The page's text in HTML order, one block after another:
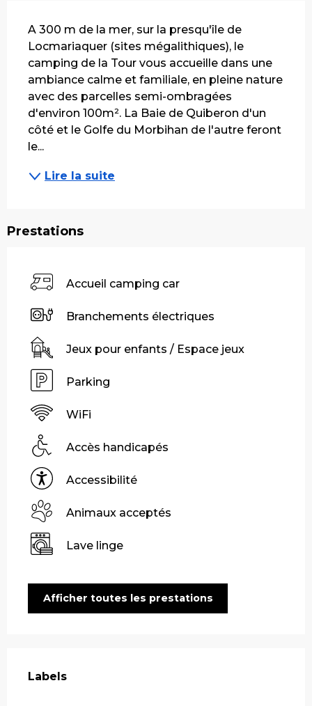
A 300 m de la mer, sur la presqu'île de
Locmariaquer (sites mégalithiques), le
camping de la Tour vous accueille dans une
ambiance calme et familiale, en pleine nature
avec des parcelles semi-ombragées
d'environ 100m². La Baie de Quiberon d'un
côté et le Golfe du Morbihan de l'autre feront
le...
Lire la suite
Prestations
Accueil camping car
Branchements électriques
Jeux pour enfants / Espace jeux
Parking
WiFi
Accès handicapés
Accessibilité
Animaux acceptés
Lave linge
Afficher toutes les prestations
Labels
Labels